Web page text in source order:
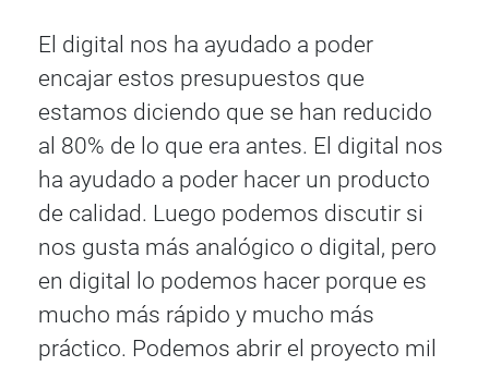
El digital nos ha ayudado a poder
encajar estos presupuestos que
estamos diciendo que se han reducido
al 80% de lo que era antes. El digital nos
ha ayudado a poder hacer un producto
de calidad. Luego podemos discutir si
nos gusta más analógico o digital, pero
en digital lo podemos hacer porque es
mucho más rápido y mucho más
práctico. Podemos abrir el proyecto mil